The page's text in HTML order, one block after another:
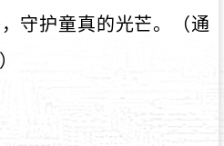
守护童真的光芒。（通